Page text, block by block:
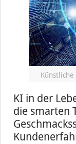
KI in der
die smarten